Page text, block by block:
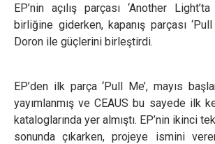
EP’nin açılış parçası ‘Another
birliğine giderken, kapanış parçası
Doron ile güçlerini birleştirdi.
EP’den ilk parça ‘Pull Me’, mayıs
yayımlanmış ve CEAUS bu sayede ilk
kataloglarında yer almıştı. EP’nin ikinci
sonunda çıkarken, projeye ismini